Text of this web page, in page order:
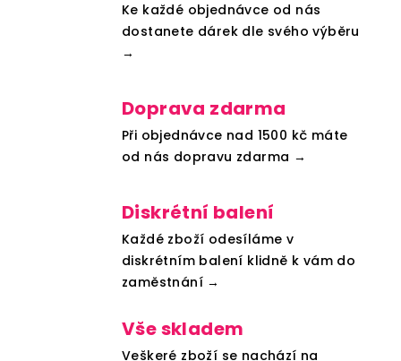
Ke každé objednávce od nás
dostanete dárek dle svého výběru
→
Doprava zdarma
Při objednávce nad 1500 kč máte
od nás dopravu zdarma →
Diskrétní balení
Každé zboží odesíláme v
diskrétním balení klidně k vám do
zaměstnání →
Vše skladem
Veškeré zboží se nachází na